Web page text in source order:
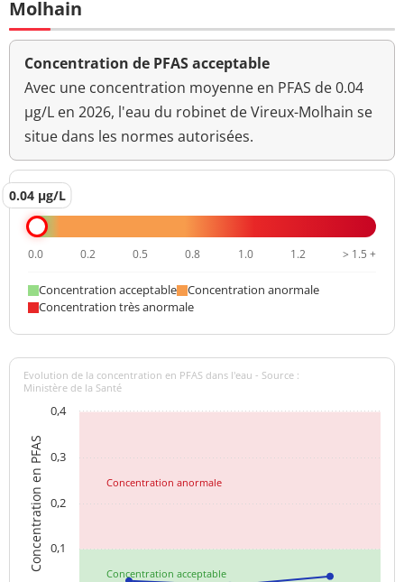
Molhain
Concentration de PFAS acceptable
Avec une concentration moyenne en PFAS de 0.04
µg/L en 2026, l'eau du robinet de Vireux-Molhain se
situe dans les normes autorisées.
0.04 µg/L
0.0 0.2 0.5 0.8 1.0 1.2 > 1.5 +
Concentration acceptable
Concentration anormale
Concentration très anormale
Concentration acceptable
Concentration anormale
Concentration en PFAS
Evolution de la concentration en PFAS dans l'eau - Source :
Ministère de la Santé
0,1
0,2
0,3
0,4